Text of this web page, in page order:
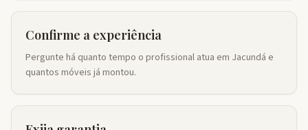
Confirme a experiência
Pergunte há quanto tempo o profissional atua em Jacundá e
quantos móveis já montou.